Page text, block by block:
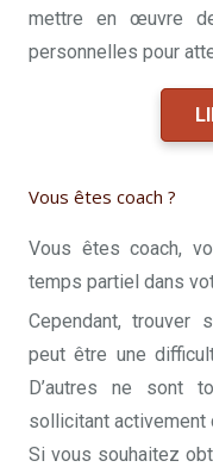
mettre en œuvre
personnelles pour
Vous êtes coach ?
Vous êtes coach,
temps partiel dans
Cependant, trouver
peut être une
D’autres ne sont
sollicitant activement
Si vous souhaitez